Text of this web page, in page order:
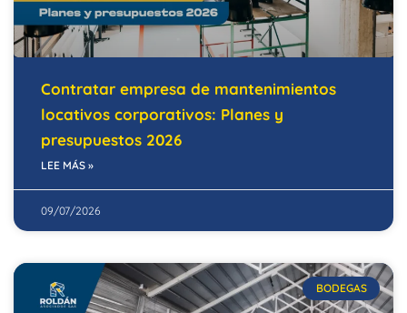
Contratar empresa de mantenimientos
locativos corporativos: Planes y
presupuestos 2026
LEE MÁS »
09/07/2026
BODEGAS